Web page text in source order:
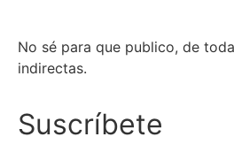
No sé para que publico, de
indirectas.
Suscríbete